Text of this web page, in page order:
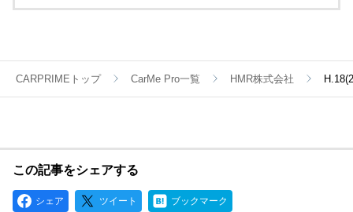
CARPRIMEトップ CarMe Pro一覧 HMR株式会社
この記事をシェアする
シェア ツイート ブックマーク